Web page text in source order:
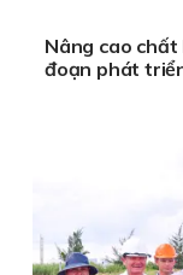
Nâng cao
đoạn phát